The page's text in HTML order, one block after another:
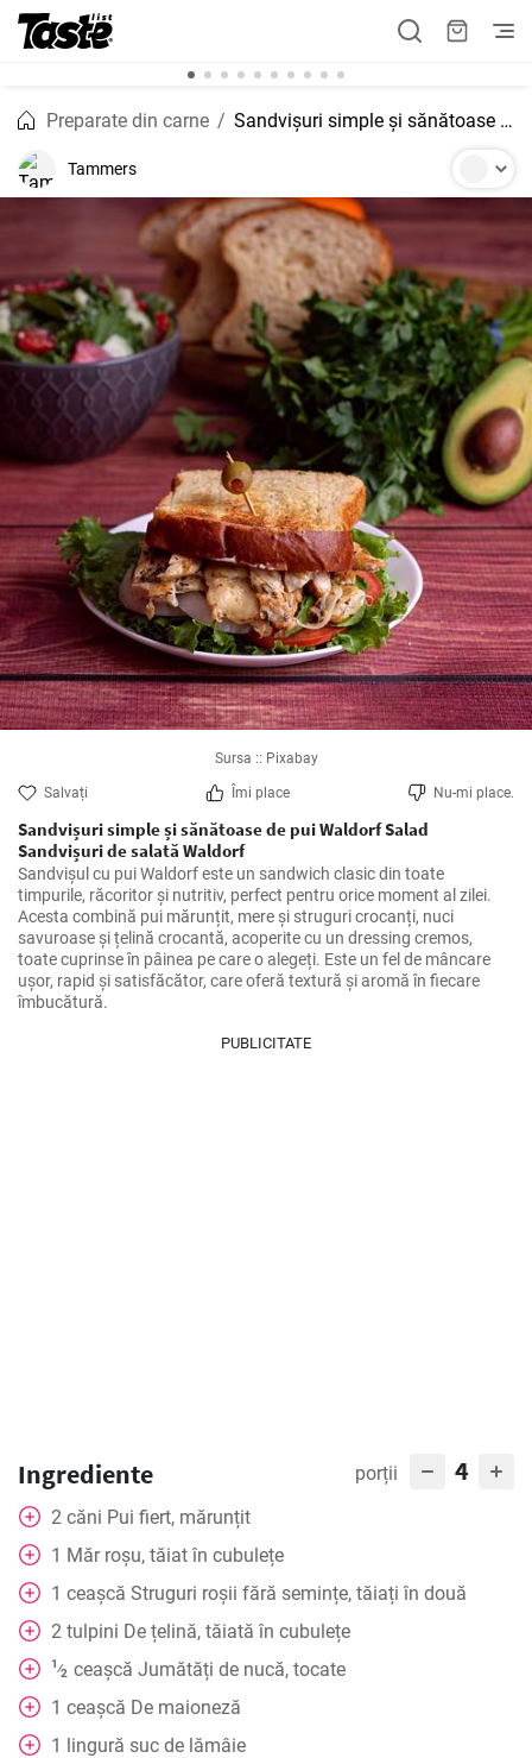
Preparate din carne Sandvișuri simple și sănătoase de pui Waldorf Salad Sandvișuri de salată Waldorf
Tammers
Sursa :: Pixabay
Salvați Îmi place Nu-mi place.
Sandvișuri simple și sănătoase de pui Waldorf Salad
Sandvișuri de salată Waldorf
Sandvișul cu pui Waldorf este un sandwich clasic din toate
timpurile, răcoritor și nutritiv, perfect pentru orice moment al zilei.
Acesta combină pui mărunțit, mere și struguri crocanți, nuci
savuroase și țelină crocantă, acoperite cu un dressing cremos,
toate cuprinse în pâinea pe care o alegeți. Este un fel de mâncare
ușor, rapid și satisfăcător, care oferă textură și aromă în fiecare
îmbucătură.
PUBLICITATE
Ingrediente porții 4
2 căni Pui fiert, mărunțit
1 Măr roșu, tăiat în cubulețe
1 ceașcă Struguri roșii fără semințe, tăiați în două
2 tulpini De țelină, tăiată în cubulețe
1⁄2 ceașcă Jumătăți de nucă, tocate
1 ceașcă De maioneză
1 lingură suc de lămâie